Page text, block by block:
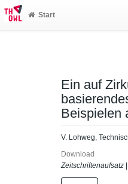
Start
Ein auf
Beispielen
V. Lohweg,
Download
Zeitschriftenaufsatz